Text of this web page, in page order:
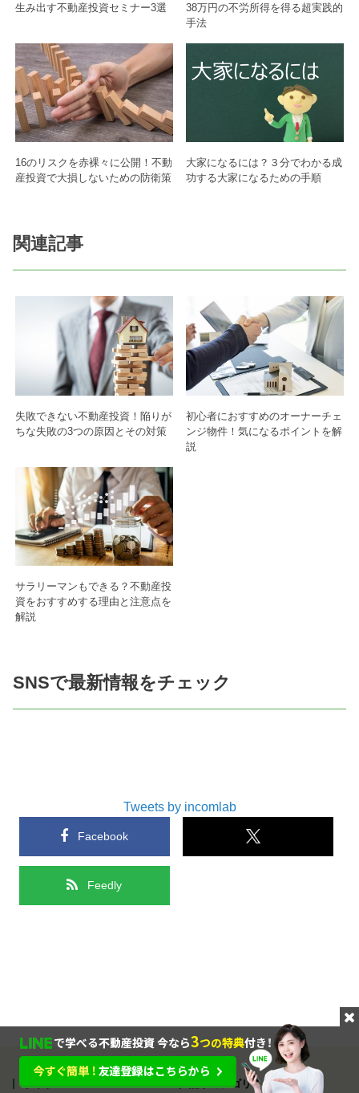
生み出す不動産投資セミナー3選
38万円の不労所得を得る超実践的
手法
16のリスクを赤裸々に公開！不動
産投資で大損しないための防衛策
大家になるには？３分でわかる成
功する大家になるための手順
関連記事
失敗できない不動産投資！陥りが
ちな失敗の3つの原因とその対策
初心者におすすめのオーナーチェ
ンジ物件！気になるポイントを解
説
サラリーマンもできる？不動産投
資をおすすめする理由と注意点を
解説
SNSで最新情報をチェック
Tweets by incomlab
Facebook
Feedly
サイトメニュー 記事カテゴリ